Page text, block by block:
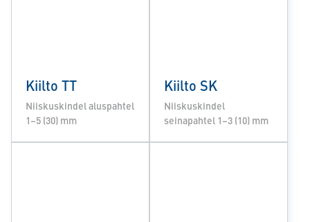
Kiilto TT
Niiskuskindel aluspahtel
1–5 (30) mm
Kiilto SK
Niiskuskindel
seinapahtel 1–3 (10) mm